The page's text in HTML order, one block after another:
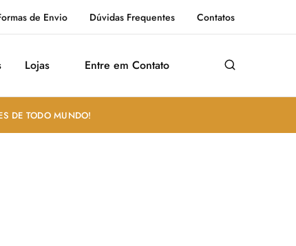
de Envio Dúvidas Frequentes Contatos
Lojas Entre em Contato
DE TODO MUNDO!